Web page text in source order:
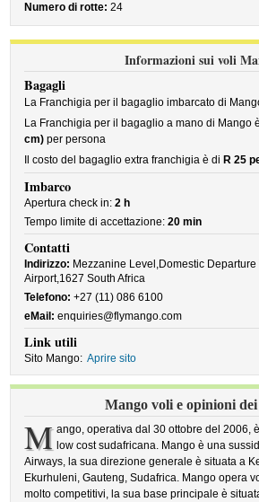
Numero di rotte: 24
Informazioni sui voli
Bagagli
La Franchigia per il bagaglio imbarcato di
La Franchigia per il bagaglio a mano di Mango
cm) per persona
Il costo del bagaglio extra franchigia è di R 25
Imbarco
Apertura check in:2 h
Tempo limite di accettazione:20 min
Contatti
Indirizzo: Mezzanine Level,Domestic Departure
Airport,1627 South Africa
Telefono: +27 (11) 086 6100
eMail: enquiries@flymango.com
Link utili
Sito Mango: Aprire sito
Mango voli e opinioni
M ango, operativa dal 30 ottobre del 2006,
low cost sudafricana. Mango è una
Airways, la sua direzione generale è situata a
Ekurhuleni, Gauteng, Sudafrica. Mango opera
molto competitivi, la sua base principale è